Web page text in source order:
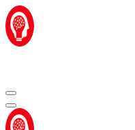
Перейти
к
содержимому